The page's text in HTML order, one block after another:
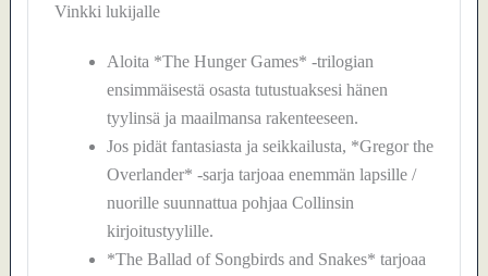
Vinkki lukijalle
Aloita *The Hunger Games* -trilogian
ensimmäisestä osasta tutustuaksesi hänen
tyylinsä ja maailmansa rakenteeseen.
Jos pidät fantasiasta ja seikkailusta, *Gregor the
Overlander* -sarja tarjoaa enemmän lapsille /
nuorille suunnattua pohjaa Collinsin
kirjoitustyylille.
*The Ballad of Songbirds and Snakes* tarjoaa